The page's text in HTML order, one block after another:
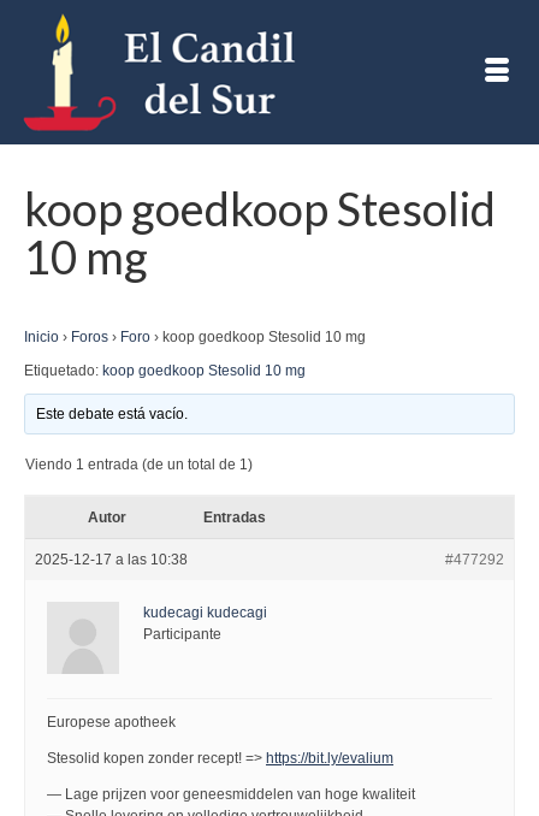
koop goedkoop Stesolid
10 mg
Inicio › Foros › Foro › koop goedkoop Stesolid 10 mg
Etiquetado: koop goedkoop Stesolid 10 mg
Este debate está vacío.
Viendo 1 entrada (de un total de 1)
Autor Entradas
2025-12-17 a las 10:38 #477292
kudecagi kudecagi
Participante
Europese apotheek
Stesolid kopen zonder recept! => https://bit.ly/evalium
— Lage prijzen voor geneesmiddelen van hoge kwaliteit